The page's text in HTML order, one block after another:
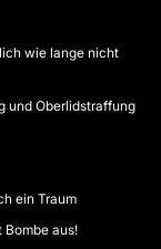
wie lange nicht
und Oberlidstraffung
ein Traum
Bombe aus!